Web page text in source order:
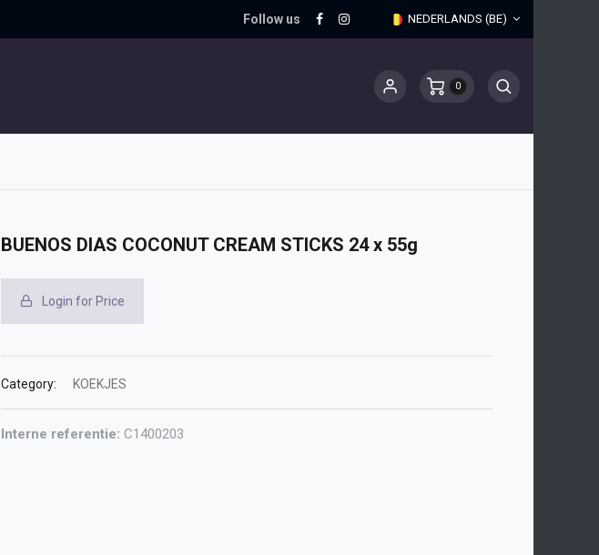
Follow us NEDERLANDS (BE)
0
BUENOS DIAS COCONUT CREAM STICKS 24 x 55g
Login for Price
Category: KOEKJES
Interne referentie: C1400203